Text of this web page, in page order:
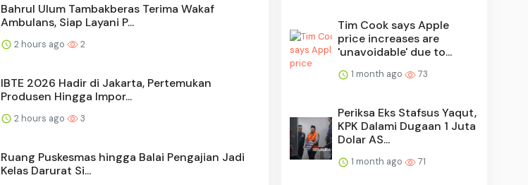
Bahrul Ulum Tambakberas Terima Wakaf
Ambulans, Siap Layani P...
2 hours ago 2
IBTE 2026 Hadir di Jakarta, Pertemukan
Produsen Hingga Impor...
2 hours ago 3
Ruang Puskesmas hingga Balai Pengajian Jadi
Kelas Darurat Si...
Tim Cook says Apple
price increases are
'unavoidable' due to...
1 month ago 73
Periksa Eks Stafsus Yaqut,
KPK Dalami Dugaan 1 Juta
Dolar AS...
1 month ago 71